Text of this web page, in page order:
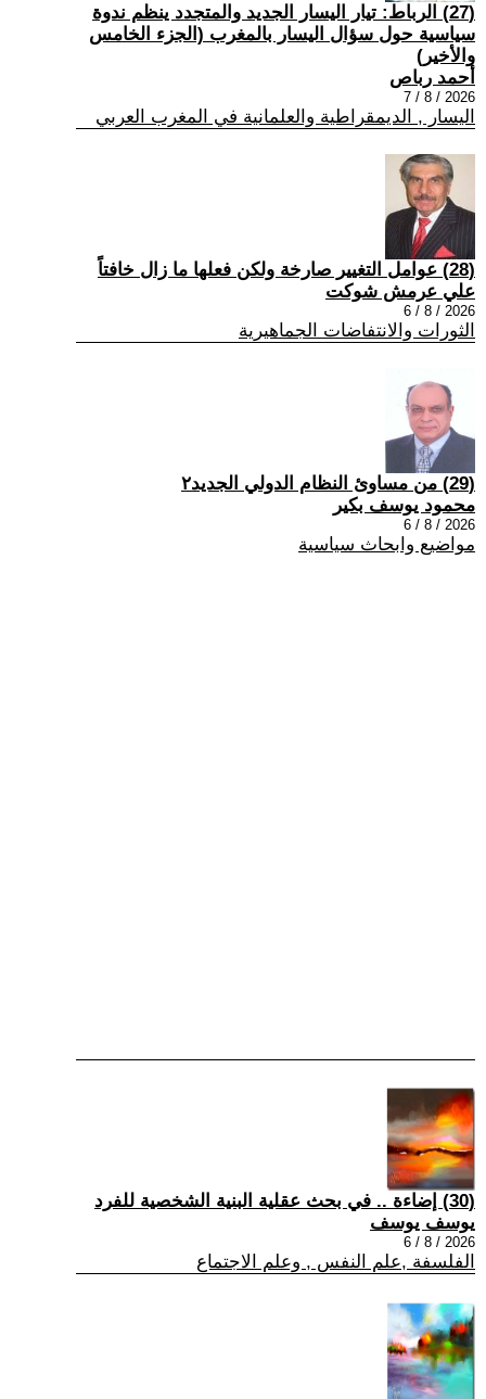
(27) الرباط: تيار اليسار الجديد والمتجدد ينظم ندوة
سياسية حول سؤال اليسار بالمغرب (الجزء الخامس
والأخير)
أحمد رباص
2026 / 8 / 7
اليسار , الديمقراطية والعلمانية في المغرب العربي
(28) عوامل التغيير صارخة ولكن فعلها ما زال خافتاً
علي عرمش شوكت
2026 / 8 / 6
الثورات والانتفاضات الجماهيرية
(29) من مساوئ النظام الدولي الجديد٢
محمود يوسف بكير
2026 / 8 / 6
مواضيع وابحاث سياسية
(30) إضاءة .. في بحث عقلية البنية الشخصية للفرد
يوسف يوسف
2026 / 8 / 6
الفلسفة ,علم النفس , وعلم الاجتماع